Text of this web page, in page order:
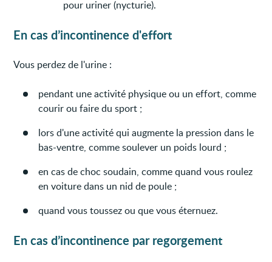
pour uriner (nycturie).
En cas d’incontinence d'effort
Vous perdez de l'urine :
pendant une activité physique ou un effort, comme
courir ou faire du sport ;
lors d'une activité qui augmente la pression dans le
bas-ventre, comme soulever un poids lourd ;
en cas de choc soudain, comme quand vous roulez
en voiture dans un nid de poule ;
quand vous toussez ou que vous éternuez.
En cas d’incontinence par regorgement